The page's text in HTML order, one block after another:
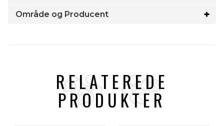
Område og Producent
RELATEREDE
PRODUKTER